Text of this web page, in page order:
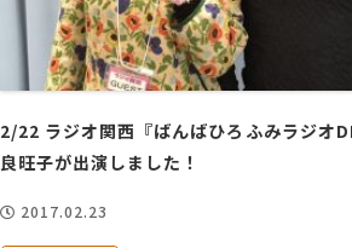
2/22 ラジオ関西『ばんばひろふみラジオ
良旺子が出演しました！
2017.02.23